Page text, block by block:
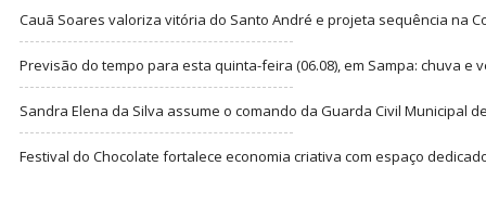
Cauã Soares valoriza vitória do Santo André e projeta sequência na
Previsão do tempo para esta quinta-feira (06.08), em Sampa: chuva e
Sandra Elena da Silva assume o comando da Guarda Civil Municipal
Festival do Chocolate fortalece economia criativa com espaço